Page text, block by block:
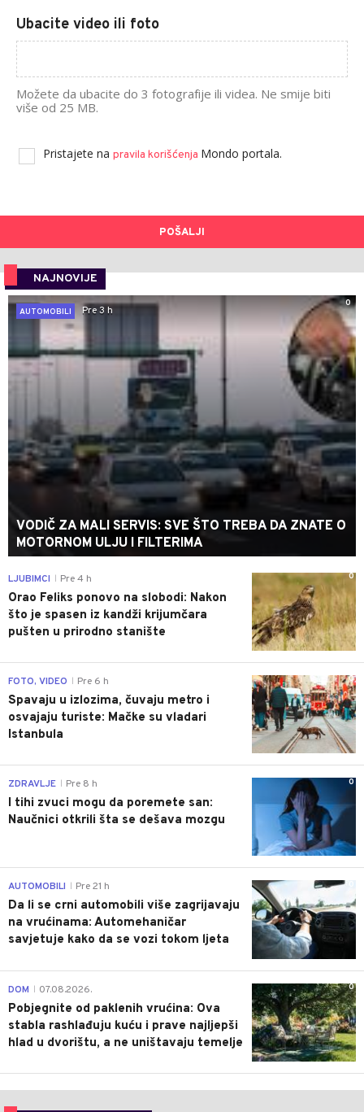
Ubacite video ili foto
Možete da ubacite do 3 fotografije ili videa. Ne smije biti
više od 25 MB.
Pristajete na pravila korišćenja Mondo portala.
POŠALJI
NAJNOVIJE
0
AUTOMOBILI
Pre 3 h
VODIČ ZA MALI SERVIS: SVE ŠTO TREBA DA ZNATE O
MOTORNOM ULJU I FILTERIMA
0
LJUBIMCI Pre 4 h
Orao Feliks ponovo na slobodi: Nakon
što je spasen iz kandži krijumčara
pušten u prirodno stanište
0
FOTO, VIDEO Pre 6 h
Spavaju u izlozima, čuvaju metro i
osvajaju turiste: Mačke su vladari
Istanbula
0
ZDRAVLJE Pre 8 h
I tihi zvuci mogu da poremete san:
Naučnici otkrili šta se dešava mozgu
0
AUTOMOBILI Pre 21 h
Da li se crni automobili više zagrijavaju
na vrućinama: Automehaničar
savjetuje kako da se vozi tokom ljeta
0
DOM 07.08.2026.
Pobjegnite od paklenih vrućina: Ova
stabla rashlađuju kuću i prave najljepši
hlad u dvorištu, a ne uništavaju temelje